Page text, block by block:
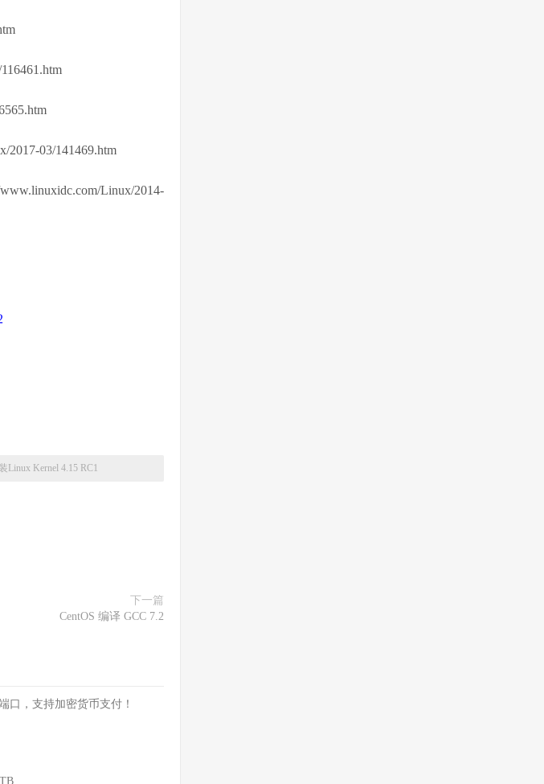
03/141469.htm
Linux/2014-
Linux Kernel 4.15 RC1
下一篇
CentOS 编译 GCC 7.2
口，支持加密货币支付！